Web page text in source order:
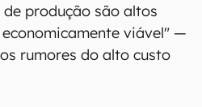
produção são altos
viável" —
rumores do alto custo